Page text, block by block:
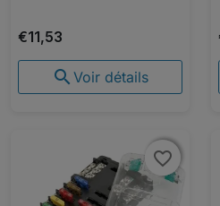
€11,53
 Voir détails
favorite_border
favorite_border